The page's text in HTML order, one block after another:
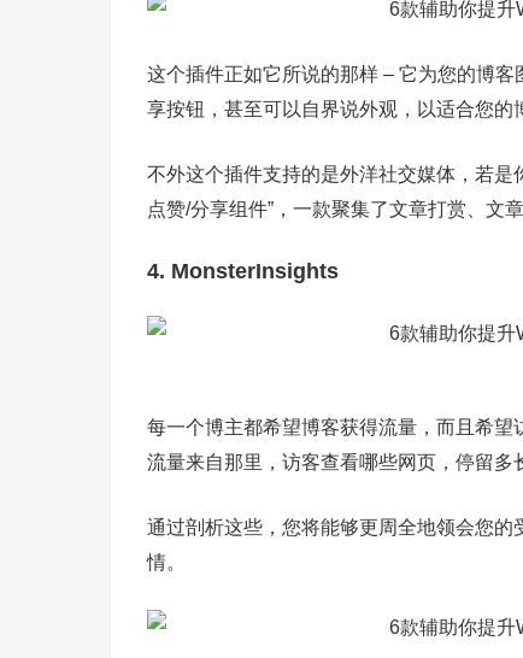
这个插件正如它所说的那样 – 它为您的博
享按钮，甚至可以自界说外观，以适合您的
不外这个插件支持的是外洋社交媒体，若
点赞/分享组件”，一款聚集了文章打赏、文
4. MonsterInsights
每一个博主都希望博客获得流量，而且希
流量来自那里，访客查看哪些网页，停留多
通过剖析这些，您将能够更周全地领会您
情。